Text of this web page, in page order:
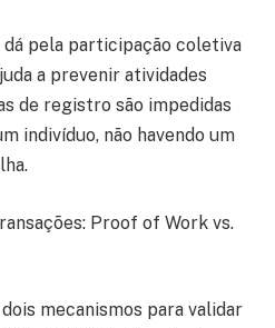
dá pela participação coletiva
a prevenir atividades
de registro são impedidas
indivíduo, não havendo um
Proof of Work vs.
mecanismos para validar